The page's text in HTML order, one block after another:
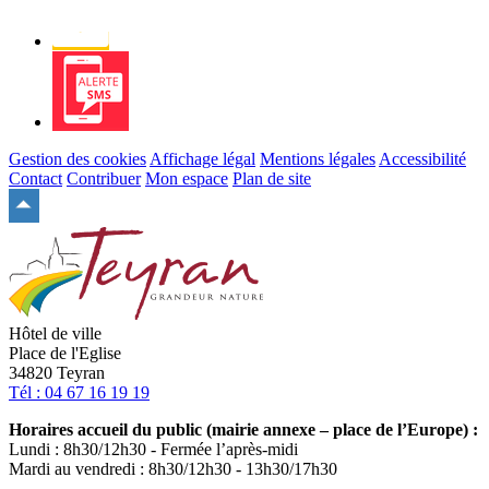
Alerte
SMS
Gestion des cookies Affichage légal Mentions légales Accessibilité
Contact Contribuer Mon espace Plan de site
haut
du
site
Hôtel de ville
Place de l'Eglise
34820 Teyran
Tél : 04 67 16 19 19
Horaires accueil du public (mairie annexe – place de l’Europe) :
Lundi : 8h30/12h30 - Fermée l’après-midi
Mardi au vendredi : 8h30/12h30 - 13h30/17h30